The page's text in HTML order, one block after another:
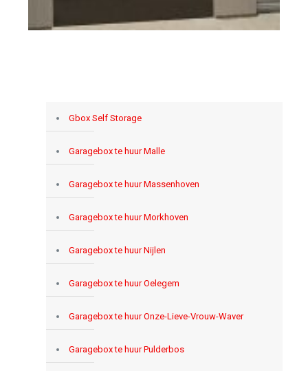
Gbox Self Storage
Garagebox te huur Malle
Garagebox te huur Massenhoven
Garagebox te huur Morkhoven
Garagebox te huur Nijlen
Garagebox te huur Oelegem
Garagebox te huur Onze-Lieve-Vrouw-Waver
Garagebox te huur Pulderbos